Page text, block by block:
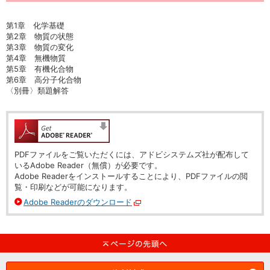
第1章 化学基礎
第2章 物質の状態
第3章 物質の変化
第4章 無機物質
第5章 有機化合物
第6章 高分子化合物
〈別冊〉類題解答
PDFファイルをご覧いただくには、アドビシステムズ社が配布して
いるAdobe Reader（無償）が必要です。
Adobe Readerをインストールすることにより、PDFファイルの閲
覧・印刷などが可能になります。
Adobe Readerのダウンロード